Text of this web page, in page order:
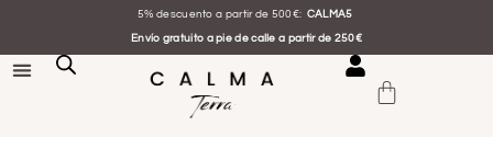
5% descuento a partir de 500€: CALMA5
Envío gratuito a pie de calle a partir de 250€